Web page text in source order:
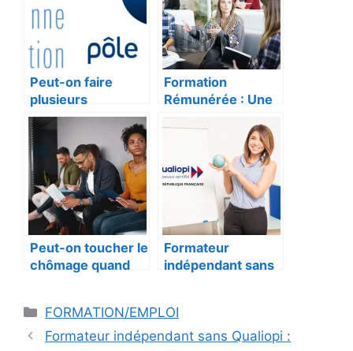
Peut-on faire
plusieurs
formations avec
Pôle emploi ?
Formation
Rémunérée : Une
Accessible à Tous
Peut-on toucher le
chômage quand
connaître
Formateur
indépendant sans
quelles limites ?
Catégories
FORMATION/EMPLOI
Formateur indépendant sans Qualiopi :